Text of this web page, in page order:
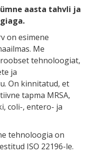
aasta tahvli ja
on esimene
Me
tehnoloogiat,
ja
On kinnitatud, et
tapma MRSA,
coli-, entero- ja
tehnoloogia on
ISO 22196-le.